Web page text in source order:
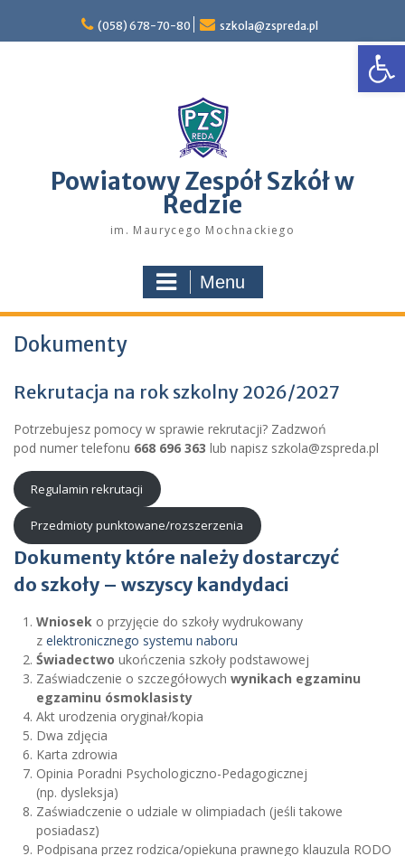
content
(058) 678-70-80 szkola@zspreda.pl
Powiatowy Zespół Szkół w
Redzie
im. Maurycego Mochnackiego
Menu
Dokumenty
Rekrutacja na rok szkolny 2026/2027
Potrzebujesz pomocy w sprawie rekrutacji? Zadzwoń
pod numer telefonu 668 696 363 lub napisz szkola@zspreda.pl
Regulamin rekrutacji
Przedmioty punktowane/rozszerzenia
Dokumenty które należy dostarczyć
do szkoły – wszyscy kandydaci
Wniosek o przyjęcie do szkoły wydrukowany
z elektronicznego systemu naboru
Świadectwo ukończenia szkoły podstawowej
Zaświadczenie o szczegółowych wynikach egzaminu
egzaminu ósmoklasisty
Akt urodzenia oryginał/kopia
Dwa zdjęcia
Karta zdrowia
Opinia Poradni Psychologiczno-Pedagogicznej
(np. dysleksja)
Zaświadczenie o udziale w olimpiadach (jeśli takowe
posiadasz)
Podpisana przez rodzica/opiekuna prawnego klauzula RODO